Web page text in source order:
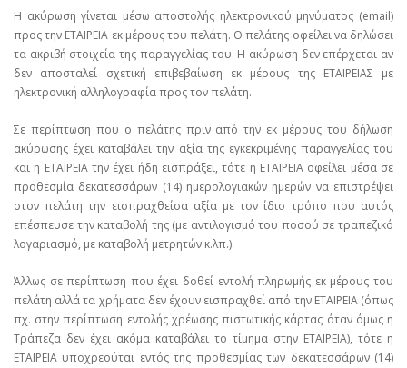
Η ακύρωση γίνεται μέσω αποστολής ηλεκτρονικού μηνύματος (email)
προς την ΕΤΑΙΡΕΙΑ εκ μέρους του πελάτη. Ο πελάτης οφείλει να δηλώσει
τα ακριβή στοιχεία της παραγγελίας του. Η ακύρωση δεν επέρχεται αν
δεν αποσταλεί σχετική επιβεβαίωση εκ μέρους της ΕΤΑΙΡΕΙΑΣ με
ηλεκτρονική αλληλογραφία προς τον πελάτη.
Σε περίπτωση που ο πελάτης πριν από την εκ μέρους του δήλωση
ακύρωσης έχει καταβάλει την αξία της εγκεκριμένης παραγγελίας του
και η ΕΤΑΙΡΕΙΑ την έχει ήδη εισπράξει, τότε η ΕΤΑΙΡΕΙΑ οφείλει μέσα σε
προθεσμία δεκατεσσάρων (14) ημερολογιακών ημερών να επιστρέψει
στον πελάτη την εισπραχθείσα αξία με τον ίδιο τρόπο που αυτός
επέσπευσε την καταβολή της (με αντιλογισμό του ποσού σε τραπεζικό
λογαριασμό, με καταβολή μετρητών κ.λπ.).
Άλλως σε περίπτωση που έχει δοθεί εντολή πληρωμής εκ μέρους του
πελάτη αλλά τα χρήματα δεν έχουν εισπραχθεί από την ΕΤΑΙΡΕΙΑ (όπως
πχ. στην περίπτωση εντολής χρέωσης πιστωτικής κάρτας όταν όμως η
Τράπεζα δεν έχει ακόμα καταβάλει το τίμημα στην ΕΤΑΙΡΕΙΑ), τότε η
ΕΤΑΙΡΕΙΑ υποχρεούται εντός της προθεσμίας των δεκατεσσάρων (14)